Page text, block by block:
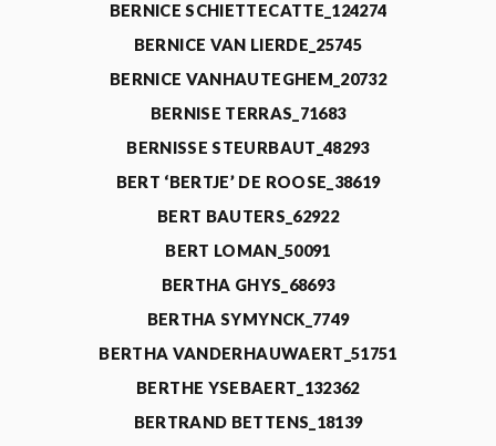
BERNICE SCHIETTECATTE_124274
BERNICE VAN LIERDE_25745
BERNICE VANHAUTEGHEM_20732
BERNISE TERRAS_71683
BERNISSE STEURBAUT_48293
BERT ‘BERTJE’ DE ROOSE_38619
BERT BAUTERS_62922
BERT LOMAN_50091
BERTHA GHYS_68693
BERTHA SYMYNCK_7749
BERTHA VANDERHAUWAERT_51751
BERTHE YSEBAERT_132362
BERTRAND BETTENS_18139